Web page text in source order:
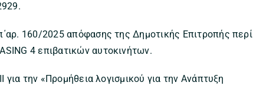
160/2025 απόφασης της Δημοτικής Επιτροπής περί
4 επιβατικών αυτοκινήτων.
την «Προμήθεια λογισμικού για την Ανάπτυξη